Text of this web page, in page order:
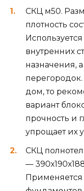
СКЦ м50.
плотность
внутренних
назначения,
перегородок.
дом, то
вариант
прочность и
упрощает их
СКЦ
—